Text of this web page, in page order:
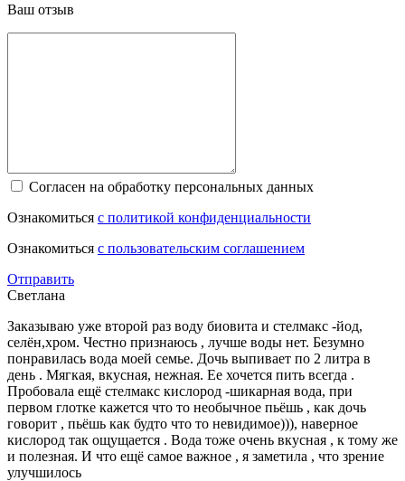
Ваш отзыв
Согласен на обработку персональных данных
Ознакомиться с политикой конфиденциальности
Ознакомиться с пользовательским соглашением
Отправить
Светлана
Заказываю уже второй раз воду биовита и стелмакс -йод,
селён,хром. Честно признаюсь , лучше воды нет. Безумно
понравилась вода моей семье. Дочь выпивает по 2 литра в
день . Мягкая, вкусная, нежная. Ее хочется пить всегда .
Пробовала ещё стелмакс кислород -шикарная вода, при
первом глотке кажется что то необычное пьёшь , как дочь
говорит , пьёшь как будто что то невидимое))), наверное
кислород так ощущается . Вода тоже очень вкусная , к тому же
и полезная. И что ещё самое важное , я заметила , что зрение
улучшилось